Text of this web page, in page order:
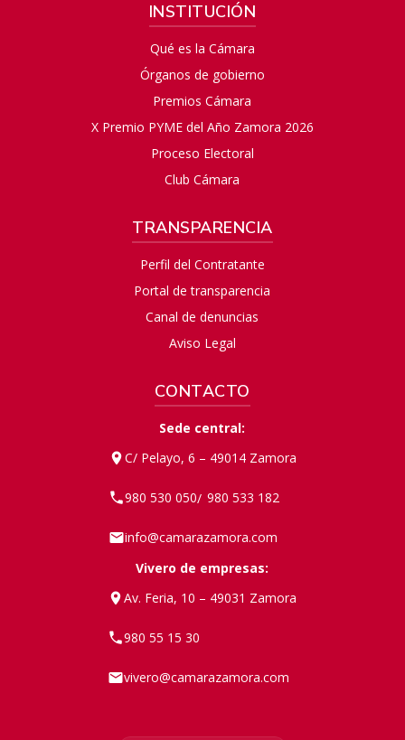
INSTITUCIÓN
Qué es la Cámara
Órganos de gobierno
Premios Cámara
X Premio PYME del Año Zamora 2026
Proceso Electoral
Club Cámara
TRANSPARENCIA
Perfil del Contratante
Portal de transparencia
Canal de denuncias
Aviso Legal
CONTACTO
Sede central:
C/ Pelayo, 6 – 49014 Zamora
980 530 050/ 980 533 182
info@camarazamora.com
Vivero de empresas:
Av. Feria, 10 – 49031 Zamora
980 55 15 30
vivero@camarazamora.com